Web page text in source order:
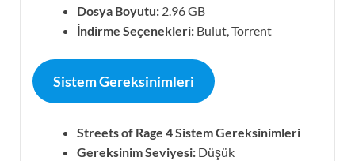
Dosya Boyutu: 2.96 GB
İndirme Seçenekleri: Bulut, Torrent
Sistem Gereksinimleri
Streets of Rage 4 Sistem Gereksinimleri
Gereksinim Seviyesi: Düşük